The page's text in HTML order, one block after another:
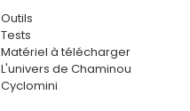
Outils
Tests
Matériel à télécharger
L'univers de Chaminou
Cyclomini